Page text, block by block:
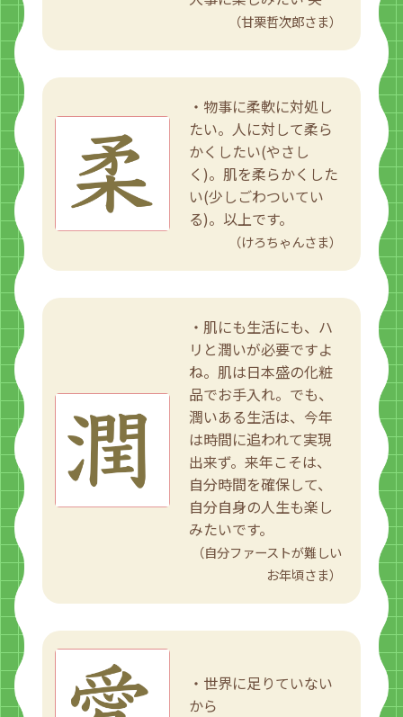
（甘栗哲次郎さま）
・物事に柔軟に対処し
たい。人に対して柔ら
かくしたい(やさし
く)。肌を柔らかくした
い(少しごわついてい
る)。以上です。
（けろちゃんさま）
・肌にも生活にも、ハ
リと潤いが必要ですよ
ね。肌は日本盛の化粧
品でお手入れ。でも、
潤いある生活は、今年
は時間に追われて実現
出来ず。来年こそは、
自分時間を確保して、
自分自身の人生も楽し
みたいです。
（自分ファーストが難しい
お年頃さま）
・世界に足りていない
から